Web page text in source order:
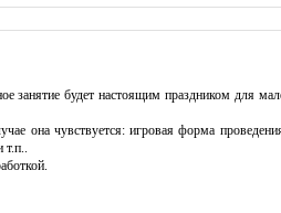
занятие будет настоящим праздником для
она чувствуется: игровая форма
т.п..